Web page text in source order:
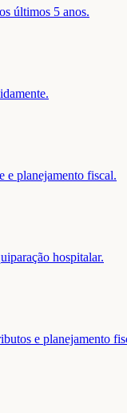
últimos 5 anos.
e planejamento fiscal.
hospitalar.
e planejamento